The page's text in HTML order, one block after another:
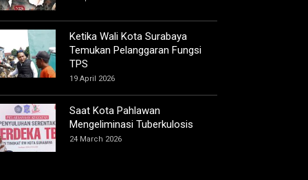
Ketika Wali Kota Surabaya
Temukan Pelanggaran Fungsi
TPS
19 April 2026
Saat Kota Pahlawan
Mengeliminasi Tuberkulosis
24 March 2026